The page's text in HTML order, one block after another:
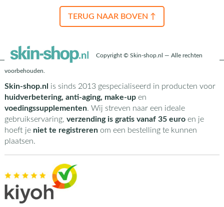
TERUG NAAR BOVEN ↑
Copyright © Skin-shop.nl — Alle rechten
voorbehouden.
Skin-shop.nl is sinds 2013 gespecialiseerd in producten voor
huidverbetering, anti-aging, make-upen
voedingssupplementen. Wij streven naar een ideale
gebruikservaring, verzending is gratis vanaf 35 euroen je
hoeft je niet te registrerenom een bestelling te kunnen
plaatsen.